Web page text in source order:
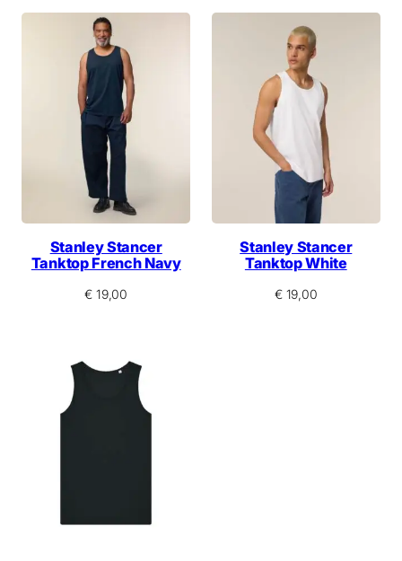
Stanley Stancer
Tanktop French Navy
€ 19,00
Stanley Stancer
Tanktop White
€19,00